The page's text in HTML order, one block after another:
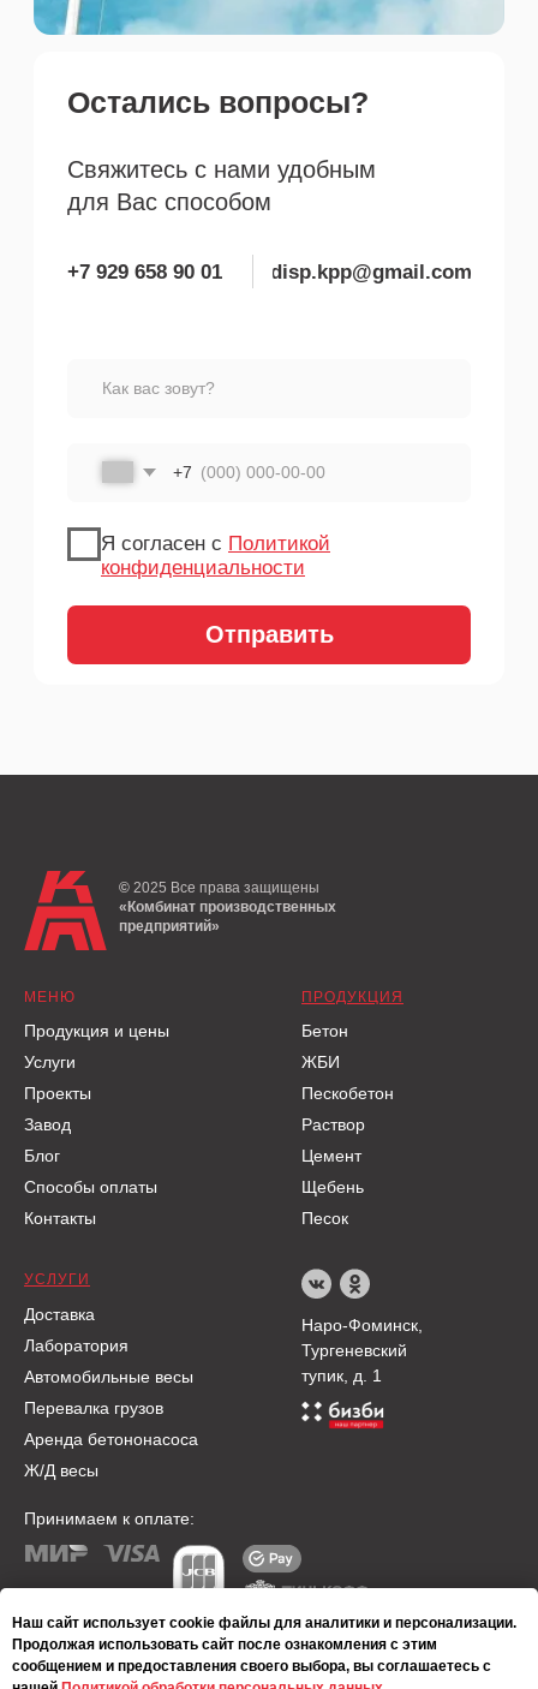
МЕНЮ
Блог
Завод
Продукция и цены
Услуги
Проекты
Контакты
Способы оплаты
Наро-Фоминск,
Тургеневский
тупик, д. 1
© 2025 Все права защищены
«Комбинат производственных
предприятий»
УСЛУГИ
Доставка
Лаборатория
Аренда бетононасоса
Автомобильные весы
Перевалка грузов
Ж/Д весы
ПРОДУКЦИЯ
Бетон
ЖБИ
Цемент
Пескобетон
Раствор
Песок
Щебень
Принимаем к оплате:
Политика конфиденциальности
Наш сайт использует cookie файлы для аналитики и персонализации.
Продолжая использовать сайт после ознакомления с этим
сообщением и предоставления своего выбора, вы соглашаетесь с